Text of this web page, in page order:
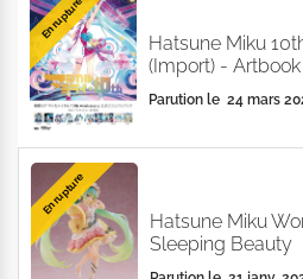
Hatsune Miku
(Import) - Artbook
Parution le 24 mars
En rupture
Hatsune Miku
Sleeping Beauty
En rupture